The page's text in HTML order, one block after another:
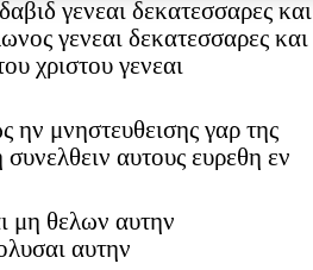
γενεαι δεκατεσσαρες και
γενεαι δεκατεσσαρες και
χριστου γενεαι
ην μνηστευθεισης γαρ της
αυτους ευρεθη εν
μη θελων αυτην
αυτην